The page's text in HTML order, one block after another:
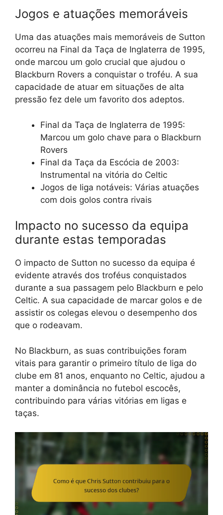
Jogos e atuações memoráveis
Uma das atuações mais memoráveis de Sutton
ocorreu na Final da Taça de Inglaterra de 1995,
onde marcou um golo crucial que ajudou o
Blackburn Rovers a conquistar o troféu. A sua
capacidade de atuar em situações de alta
pressão fez dele um favorito dos adeptos.
Final da Taça de Inglaterra de 1995:
Marcou um golo chave para o Blackburn
Rovers
Final da Taça da Escócia de 2003:
Instrumental na vitória do Celtic
Jogos de liga notáveis: Várias atuações
com dois golos contra rivais
Impacto no sucesso da equipa
durante estas temporadas
O impacto de Sutton no sucesso da equipa é
evidente através dos troféus conquistados
durante a sua passagem pelo Blackburn e pelo
Celtic. A sua capacidade de marcar golos e de
assistir os colegas elevou o desempenho dos
que o rodeavam.
No Blackburn, as suas contribuições foram
vitais para garantir o primeiro título de liga do
clube em 81 anos, enquanto no Celtic, ajudou a
manter a dominância no futebol escocês,
contribuindo para várias vitórias em ligas e
taças.